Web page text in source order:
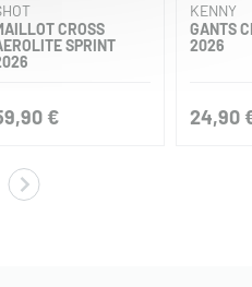
CROSS
SPRINT
€
KENNY
GANTS
2026
24,90